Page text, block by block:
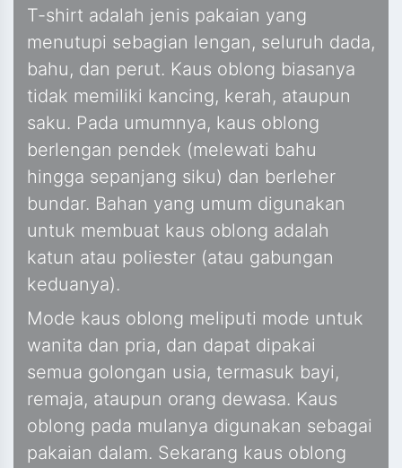
T-shirt adalah jenis pakaian yang
menutupi sebagian lengan, seluruh dada,
bahu, dan perut. Kaus oblong biasanya
tidak memiliki kancing, kerah, ataupun
saku. Pada umumnya, kaus oblong
berlengan pendek (melewati bahu
hingga sepanjang siku) dan berleher
bundar. Bahan yang umum digunakan
untuk membuat kaus oblong adalah
katun atau poliester (atau gabungan
keduanya).
Mode kaus oblong meliputi mode untuk
wanita dan pria, dan dapat dipakai
semua golongan usia, termasuk bayi,
remaja, ataupun orang dewasa. Kaus
oblong pada mulanya digunakan sebagai
pakaian dalam. Sekarang kaus oblong